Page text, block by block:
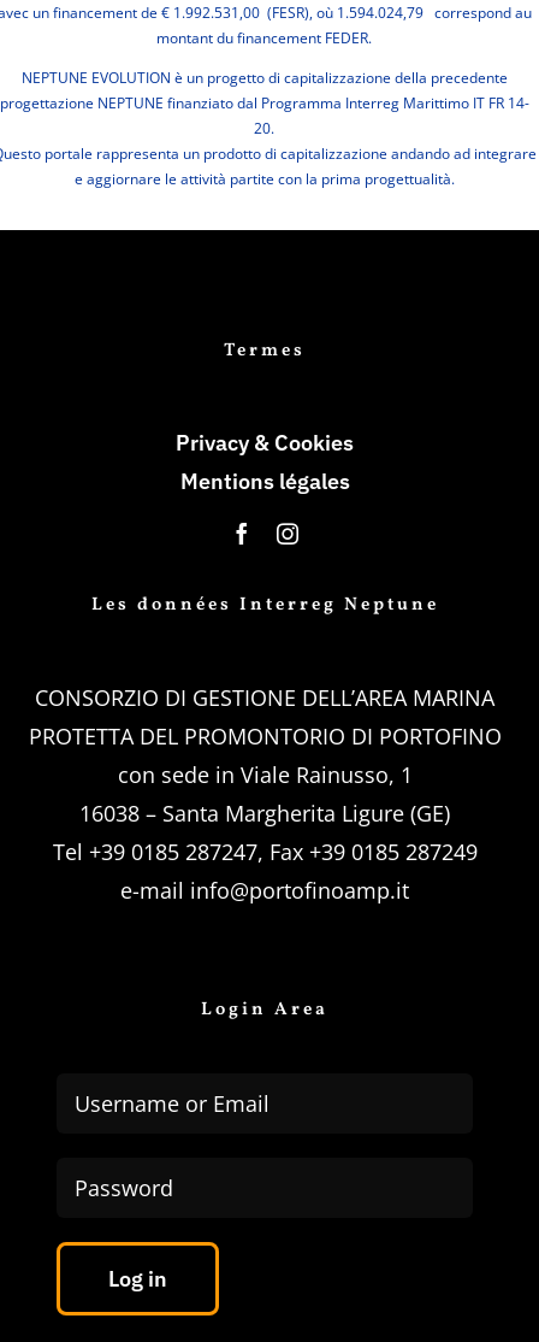
un financement de € 1.992.531,00 (FESR), où 1.594.024,79 correspond au
montant du financement FEDER.
NEPTUNE EVOLUTION è un progetto di capitalizzazione della precedente
progettazione NEPTUNE finanziato dal Programma Interreg Marittimo IT FR 14-
20.
portale rappresenta un prodotto di capitalizzazione andando ad integrare
e aggiornare le attività partite con la prima progettualità.
Termes
Privacy & Cookies
Mentions légales
Les données Interreg Neptune
CONSORZIO DI GESTIONE DELL’AREA MARINA
PROTETTA DEL PROMONTORIO DI PORTOFINO
con sede in Viale Rainusso, 1
16038 – Santa Margherita Ligure (GE)
Tel +39 0185 287247, Fax +39 0185 287249
e-mail info@portofinoamp.it
Login Area
Log in